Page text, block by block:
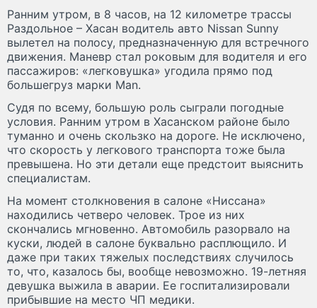
Ранним утром, в 8 часов, на 12 километре трассы
Раздольное – Хасан водитель авто Nissan Sunny
вылетел на полосу, предназначенную для встречного
движения. Маневр стал роковым для водителя и его
пассажиров: «легковушка» угодила прямо под
большегруз марки Man.
Судя по всему, большую роль сыграли погодные
условия. Ранним утром в Хасанском районе было
туманно и очень скользко на дороге. Не исключено,
что скорость у легкового транспорта тоже была
превышена. Но эти детали еще предстоит выяснить
специалистам.
На момент столкновения в салоне «Ниссана»
находились четверо человек. Трое из них
скончались мгновенно. Автомобиль разорвало на
куски, людей в салоне буквально расплющило. И
даже при таких тяжелых последствиях случилось
то, что, казалось бы, вообще невозможно. 19-летняя
девушка выжила в аварии. Ее госпитализировали
прибывшие на место ЧП медики.